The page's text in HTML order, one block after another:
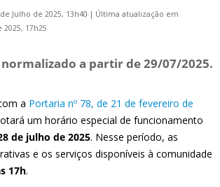
Julho de 2025, 13h40 | Última atualização em
2025, 17h25
a partir de 29/07/2025.
a Portaria nº 78, de 21 de fevereiro de
um horário especial de funcionamento
de julho de 2025. Nesse período, as
e os serviços disponíveis à comunidade
17h.